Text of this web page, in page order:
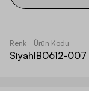
Renk
Siyah
Ürün Kodu
IB0612-007